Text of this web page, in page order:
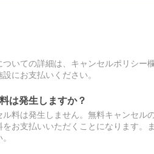
いての詳細は、キャンセルポリシー
にお支払いください。
は発生しますか？
料は発生しません。無料キャンセル
お支払いいただくことになります。